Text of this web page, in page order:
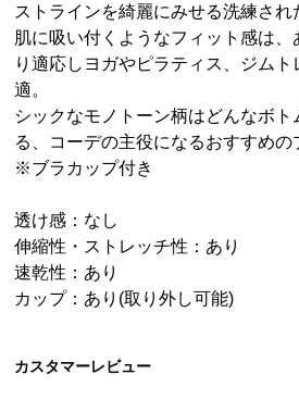
ストラインを綺麗にみせる洗練され
肌に吸い付くようなフィット感は
り適応しヨガやピラティス、ジム
適。
シックなモノトーン柄はどんなボ
る、コーデの主役になるおすすめの
※ブラカップ付き
透け感：なし
伸縮性・ストレッチ性：あり
速乾性：あり
カップ：あり(取り外し可能)
カスタマーレビュー